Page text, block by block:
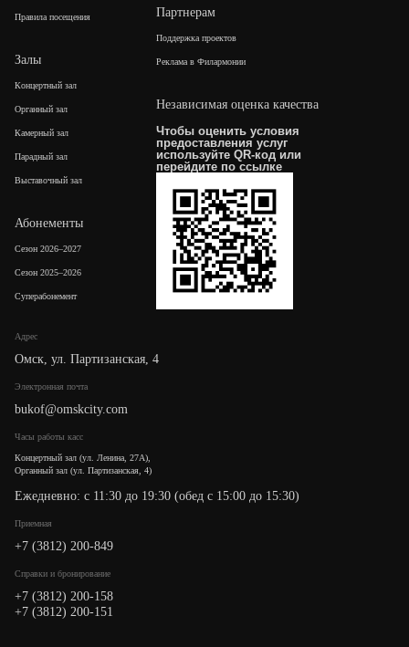
Адрес
Омск, ул. Партизанская, 4
Электронная почта
bukof@omskcity.com
Часы работы касс
Концертный зал (ул. Ленина, 27А),
Органный зал (ул. Партизанская, 4)
Ежедневно: с 11:30 до 19:30 (обед с 15:00 до 15:30)
Приемная
+7 (3812) 200-849
Cправки и бронирование
+7 (3812) 200-158
+7 (3812) 200-151
Правила посещения
Залы
Концертный зал
Органный зал
Камерный зал
Парадный зал
Выставочный зал
Абонементы
Сезон 2026–2027
Сезон 2025–2026
Суперабонемент
Партнерам
Поддержка проектов
Реклама в Филармонии
Независимая оценка качества
Чтобы оценить условия
предоставления услуг
используйте QR-код или
перейдите по ссылке